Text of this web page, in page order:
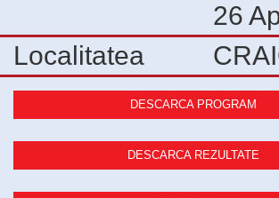
26
Localitatea
DESCARCA PROGRAM
DESCARCA REZULTATE